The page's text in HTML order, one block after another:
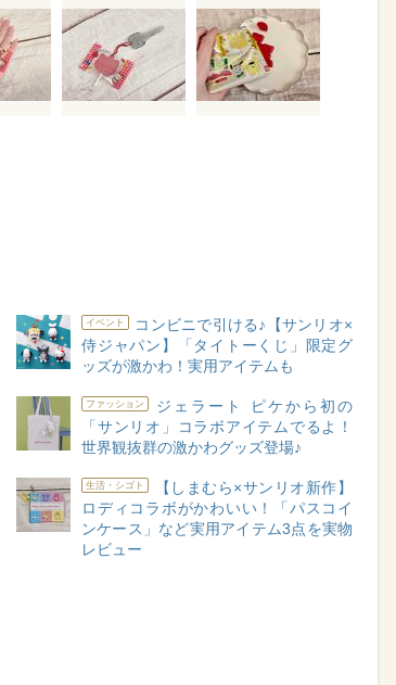
イベント
コンビニで引ける♪【サンリオ×
侍ジャパン】「タイトーくじ」限定グ
ッズが激かわ！実用アイテムも
ファッション
ジェラート ピケから初の
「サンリオ」コラボアイテムでるよ！
世界観抜群の激かわグッズ登場♪
生活・シゴト
【しまむら×サンリオ新作】
ロディコラボがかわいい！「パスコイ
ンケース」など実用アイテム3点を実物
レビュー